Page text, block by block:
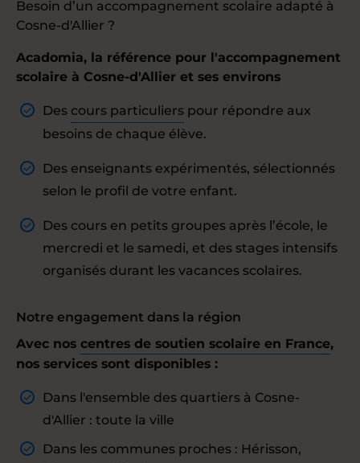
Besoin d’un accompagnement scolaire adapté à
Cosne-d'Allier ?
Acadomia, la référence pour l'accompagnement
scolaire à Cosne-d'Allier et ses environs
Des cours particuliers pour répondre aux
besoins de chaque élève.
Des enseignants expérimentés, sélectionnés
selon le profil de votre enfant.
Des cours en petits groupes après l’école, le
mercredi et le samedi, et des stages intensifs
organisés durant les vacances scolaires.
Notre engagement dans la région
Avec nos centres de soutien scolaire en France,
nos services sont disponibles :
Dans l'ensemble des quartiers à Cosne-
d'Allier : toute la ville
Dans les communes proches : Hérisson,